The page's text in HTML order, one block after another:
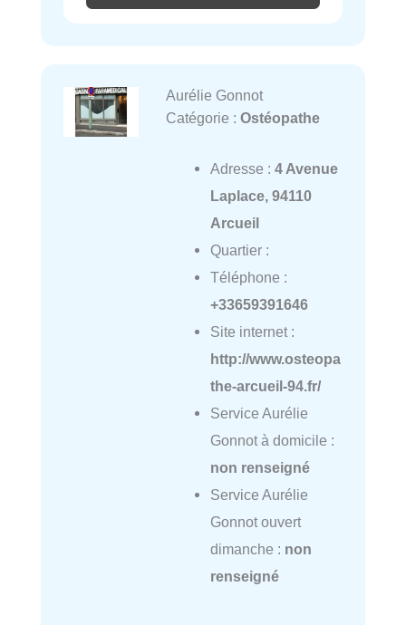
Aurélie Gonnot
Catégorie : Ostéopathe
Adresse : 4 Avenue
Laplace, 94110
Arcueil
Quartier :
Téléphone :
+33659391646
Site internet :
http://www.osteopa
the-arcueil-94.fr/
Service Aurélie
Gonnot à domicile :
non renseigné
Service Aurélie
Gonnot ouvert
dimanche : non
renseigné